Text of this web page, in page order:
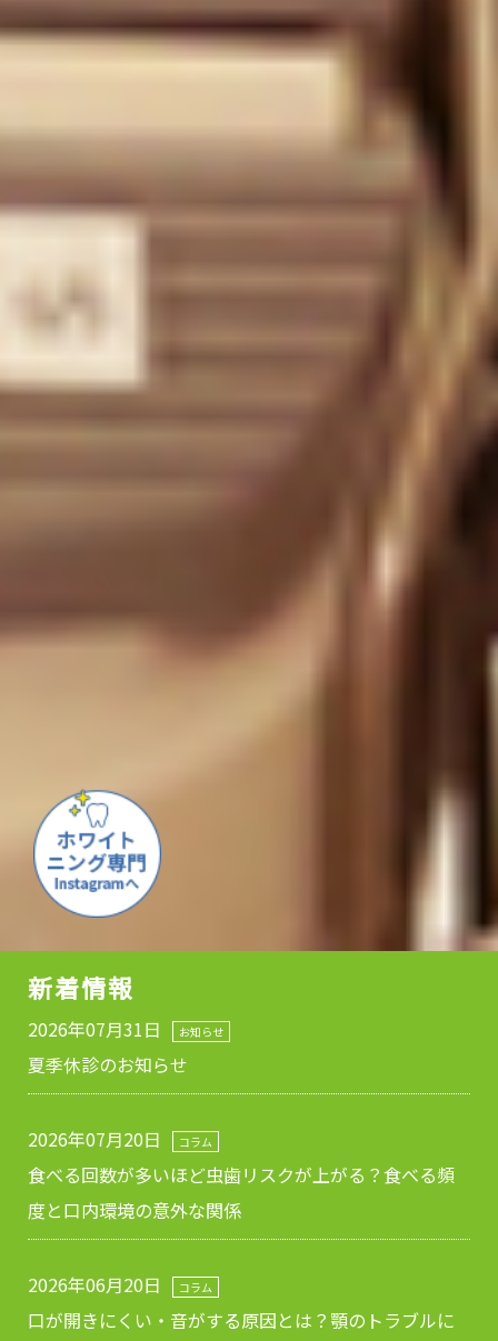
新着情報
2026年07月31日 お知らせ
夏季休診のお知らせ
2026年07月20日 コラム
食べる回数が多いほど虫歯リスクが上がる？食べる頻
度と口内環境の意外な関係
2026年06月20日 コラム
口が開きにくい・音がする原因とは？顎のトラブルに